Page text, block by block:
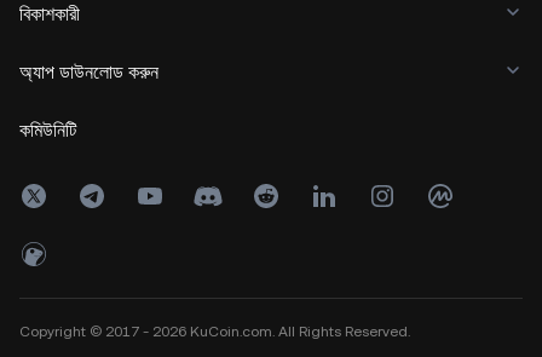
বিকাশকারী
অ্যাপ ডাউনলোড করুন
কমিউনিটি
Copyright © 2017 - 2026 KuCoin.com. All Rights Reserved.